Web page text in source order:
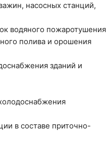
насосных станций,
водяного пожаротушения
полива и орошения
зданий и
в составе приточно-